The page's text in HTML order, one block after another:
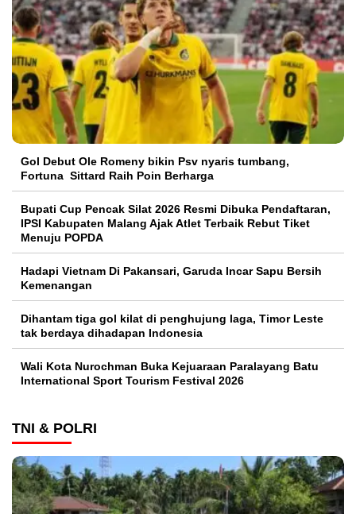
Gol Debut Ole Romeny bikin Psv nyaris tumbang,
Fortuna Sittard Raih Poin Berharga
Bupati Cup Pencak Silat 2026 Resmi Dibuka Pendaftaran,
IPSI Kabupaten Malang Ajak Atlet Terbaik Rebut Tiket
Menuju POPDA
Hadapi Vietnam Di Pakansari, Garuda Incar Sapu Bersih
Kemenangan
Dihantam tiga gol kilat di penghujung laga, Timor Leste
tak berdaya dihadapan Indonesia
Wali Kota Nurochman Buka Kejuaraan Paralayang Batu
International Sport Tourism Festival 2026
TNI & POLRI